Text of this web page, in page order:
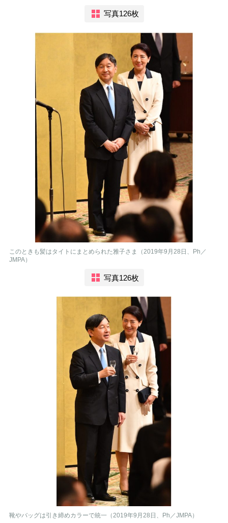
写真126枚
このときも髪はタイトにまとめられた雅子さま（2019年9月28日、Ph／
JMPA）
写真126枚
靴やバッグは引き締めカラーで統一（2019年9月28日、Ph／JMPA）